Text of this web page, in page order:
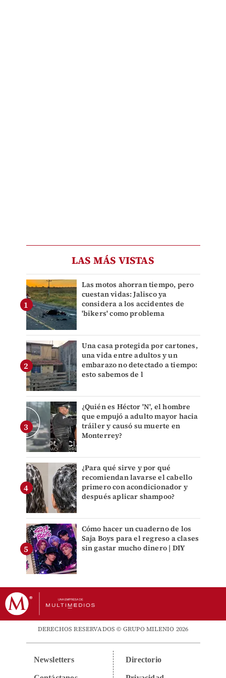
LAS MÁS VISTAS
Las motos ahorran tiempo, pero
cuestan vidas: Jalisco ya
considera a los accidentes de
'bikers' como problema
Una casa protegida por cartones,
una vida entre adultos y un
embarazo no detectado a tiempo:
esto sabemos de l
¿Quién es Héctor 'N', el hombre
que empujó a adulto mayor hacia
tráiler y causó su muerte en
Monterrey?
¿Para qué sirve y por qué
recomiendan lavarse el cabello
primero con acondicionador y
después aplicar shampoo?
Cómo hacer un cuaderno de los
Saja Boys para el regreso a clases
sin gastar mucho dinero | DIY
DERECHOS RESERVADOS © GRUPO MILENIO 2026
Newsletters Directorio